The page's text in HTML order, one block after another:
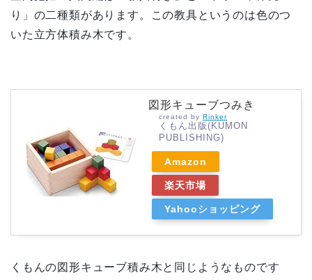
り」の二種類があります。この教具というのは色のつ
いた立方体積み木です。
図形キューブつみき
created by Rinker
くもん出版(KUMON
PUBLISHING)
Amazon
楽天市場
Yahooショッピング
くもんの図形キューブ積み木と同じようなものです